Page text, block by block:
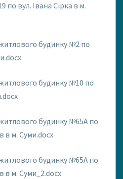
вул. Івана Сірка в м.
будинку №2 по
будинку №10 по
будинку №65А по
в м. Суми.docx
будинку №65А по
в м. Суми_2.docx